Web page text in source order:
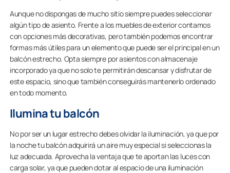
Aunque no dispongas de mucho sitio siempre puedes seleccionar
algún tipo de asiento. Frente a los muebles de exterior contamos
con opciones más decorativas, pero también podemos encontrar
formas más útiles para un elemento que puede ser el principal en un
balcón estrecho. Opta siempre por asientos con almacenaje
incorporado ya que no solo te permitirán descansar y disfrutar de
este espacio, sino que también conseguirás mantenerlo ordenado
en todo momento.
Ilumina tu balcón
No por ser un lugar estrecho debes olvidar la iluminación, ya que por
la noche tu balcón adquirirá un aire muy especial si seleccionas la
luz adecuada. Aprovecha la ventaja que te aportan las luces con
carga solar, ya que pueden dotar al espacio de una iluminación